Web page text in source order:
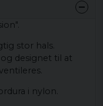
stor hals.
designet til at
i nylon.